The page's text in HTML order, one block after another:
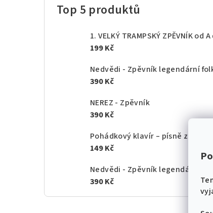
Top 5 produktů
199 Kč
390 Kč
NEREZ - Zpěvník
390 Kč
149 Kč
390 Kč